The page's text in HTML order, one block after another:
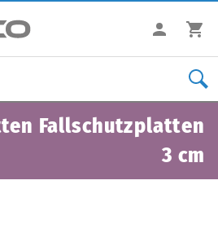
Fallschutzplatten
3 cm